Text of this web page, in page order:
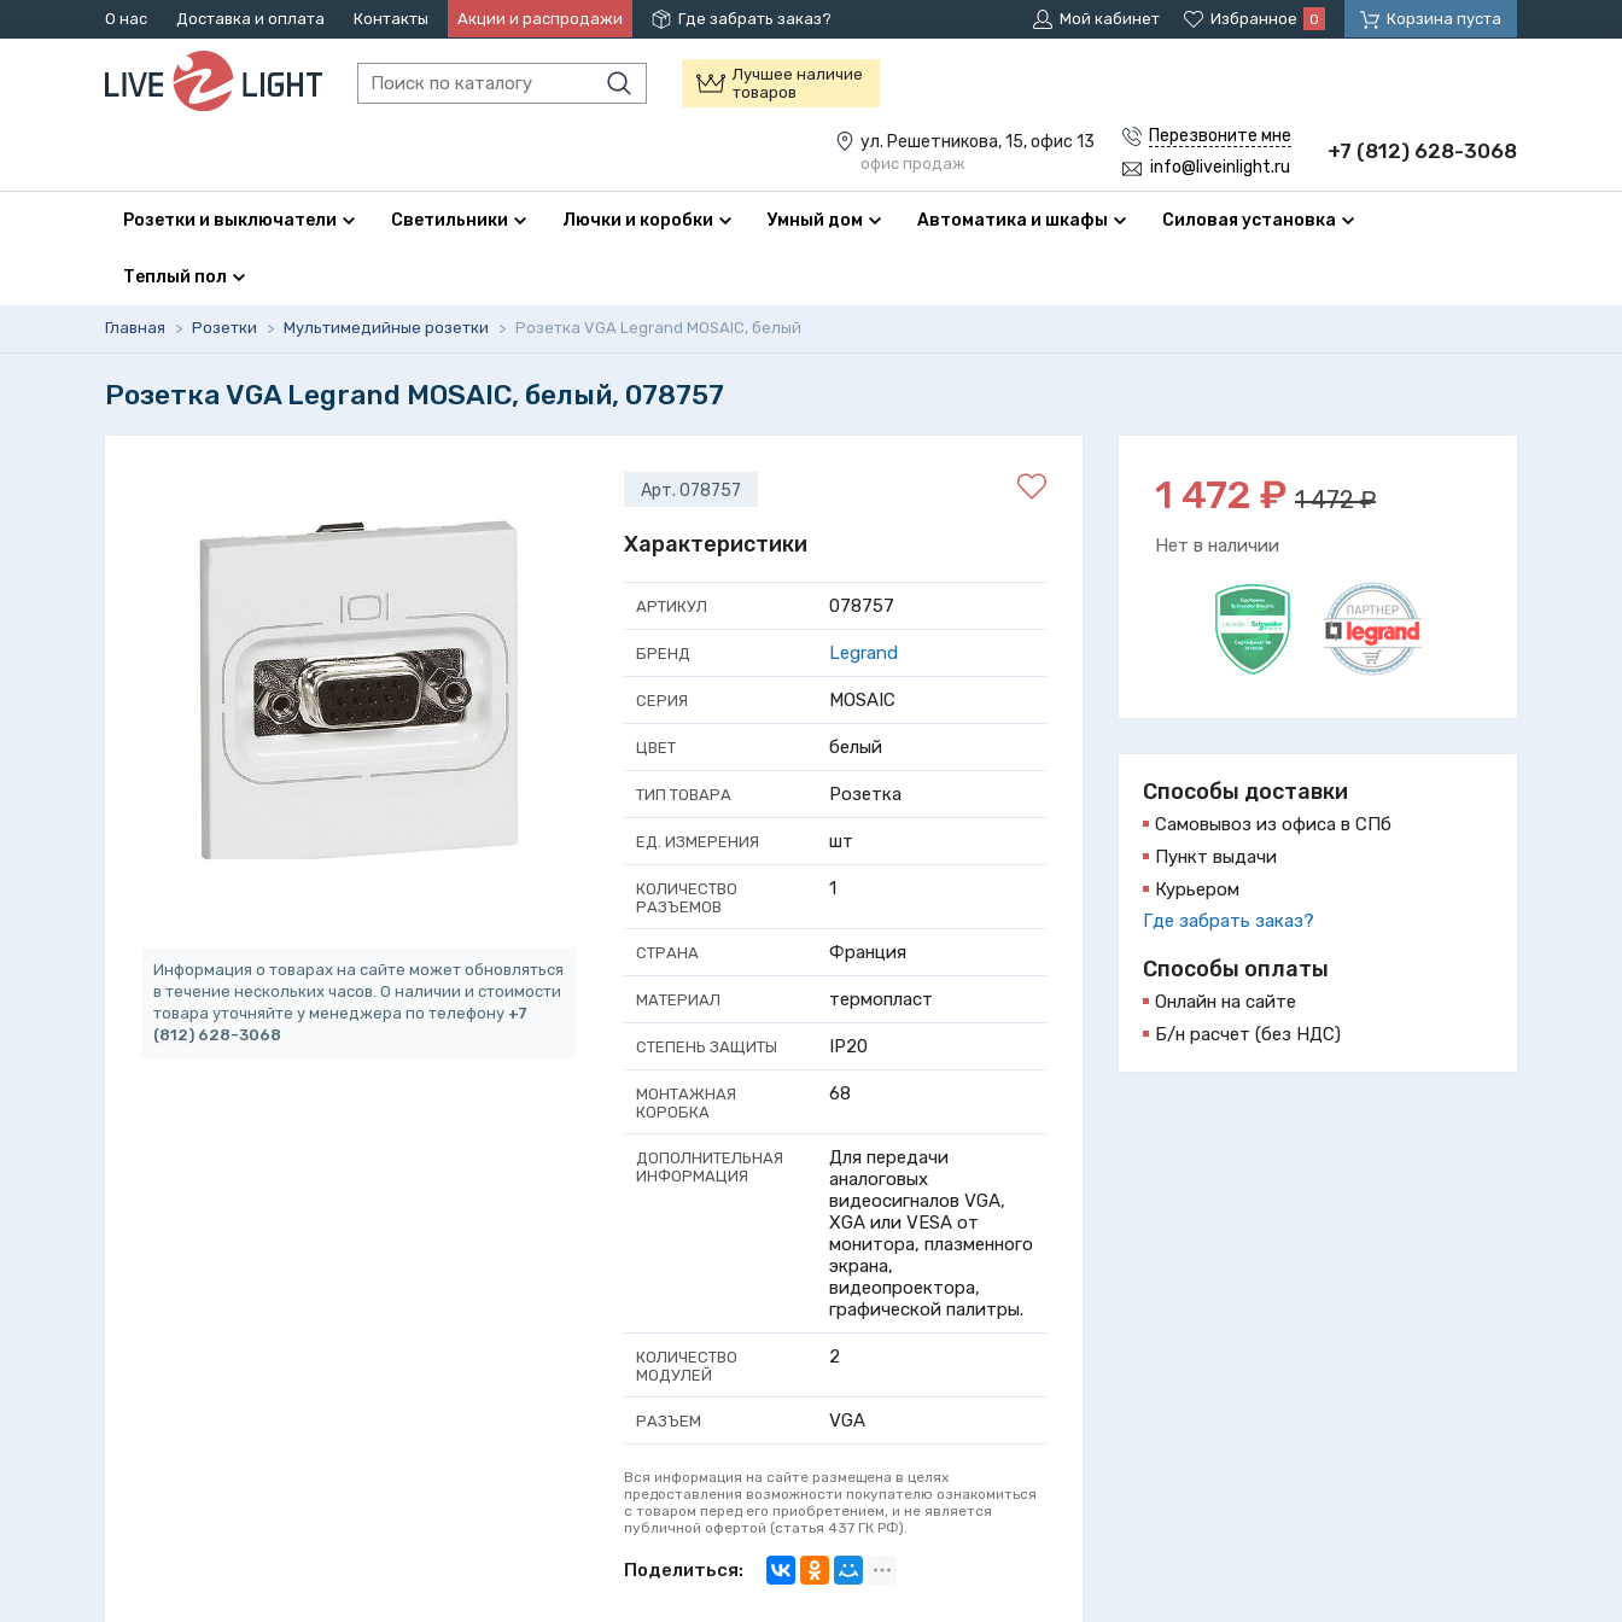
О нас Доставка и оплата Контакты Акции и распродажи Где забрать заказ? Мой кабинет Избранное 0 Корзина пуста
Лучшее наличие
товаров
ул. Решетникова, 15, офис 13
офис продаж
Перезвоните мне
info@liveinlight.ru
+7 (812) 628-3068
Розетки и выключатели Светильники Лючки и коробки Умный дом Автоматика и шкафы Силовая установка
Теплый пол
Главная > Розетки > Мультимедийные розетки > Розетка VGA Legrand MOSAIC, белый
Розетка VGA Legrand MOSAIC, белый, 078757
1 472 ₽ 1 472 ₽
Нет в наличии
Способы доставки
Самовывоз из офиса в СПб
Пункт выдачи
Курьером
Где забрать заказ?
Способы оплаты
Онлайн на сайте
Б/н расчет (без НДС)
Информация о товарах на сайте может обновляться
в течение нескольких часов. О наличии и стоимости
товара уточняйте у менеджера по телефону +7
(812) 628-3068
Арт. 078757
Характеристики
АРТИКУЛ 078757
БРЕНД Legrand
СЕРИЯ MOSAIC
ЦВЕТ белый
ТИП ТОВАРА Розетка
ЕД. ИЗМЕРЕНИЯ шт
КОЛИЧЕСТВО
РАЗЪЕМОВ
1
СТРАНА Франция
МАТЕРИАЛ термопласт
СТЕПЕНЬ ЗАЩИТЫ IP20
МОНТАЖНАЯ
КОРОБКА
68
ДОПОЛНИТЕЛЬНАЯ
ИНФОРМАЦИЯ
Для передачи
аналоговых
видеосигналов VGA,
XGA или VESA от
монитора, плазменного
экрана,
видеопроектора,
графической палитры.
КОЛИЧЕСТВО
МОДУЛЕЙ
2
РАЗЪЕМ VGA
Вся информация на сайте размещена в целях
предоставления возможности покупателю ознакомиться
с товаром перед его приобретением, и не является
публичной офертой (статья 437 ГК РФ).
Поделиться: